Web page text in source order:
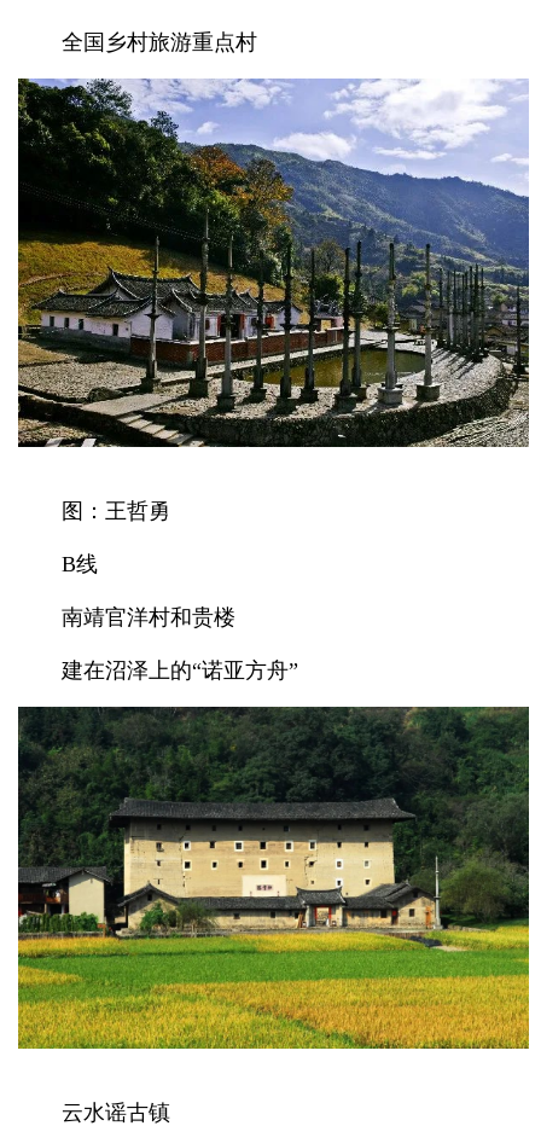
全国乡村旅游重点村
图：王哲勇
B线
南靖官洋村和贵楼
建在沼泽上的“诺亚方舟”
云水谣古镇